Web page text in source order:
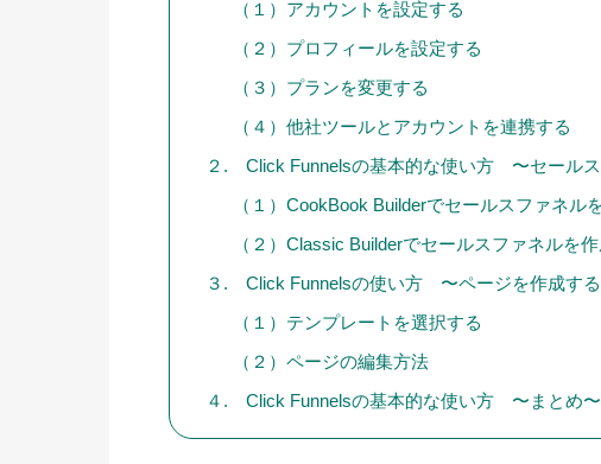
（１）アカウントを設定する
（２）プロフィールを設定する
（３）プランを変更する
（４）他社ツールとアカウントを連携する
２. Click Funnelsの基本的な使い方 〜セール
（１）CookBook Builderでセールスファネル
（２）Classic Builderでセールスファネルを
３. Click Funnelsの使い方 〜ページを作成す
（１）テンプレートを選択する
（２）ページの編集方法
４. Click Funnelsの基本的な使い方 〜まとめ〜